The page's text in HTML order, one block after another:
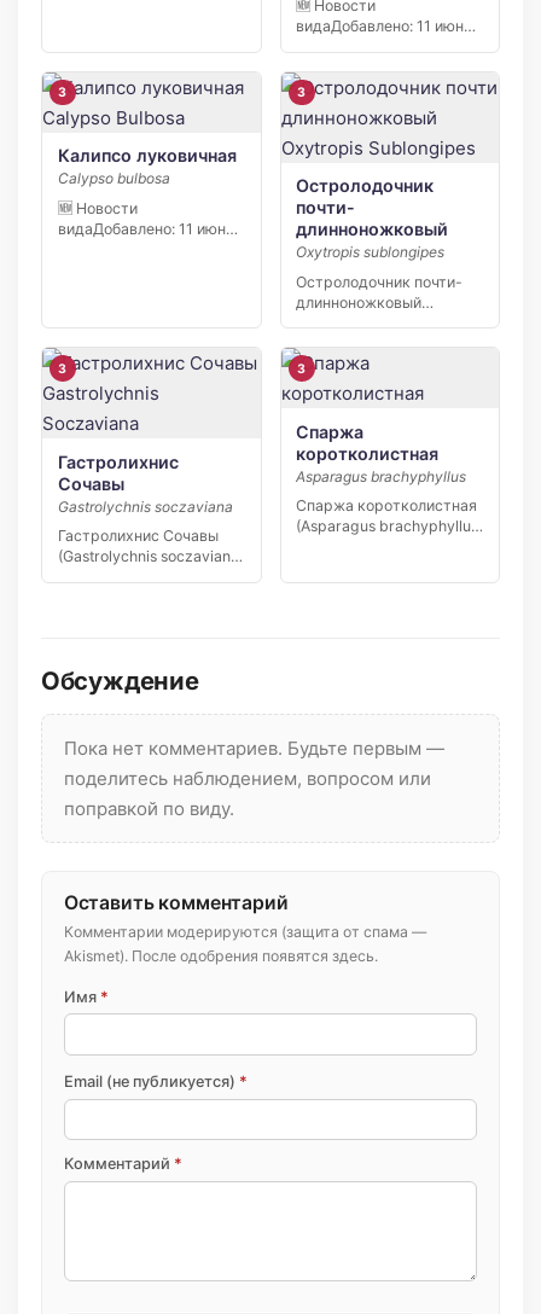
🆕 Новости
видаДобавлено: 11 июня
«Кивач» в […]
3
Калипсо луковичная
Calypso bulbosa
🆕 Новости
видаДобавлено: 11 июня
3
Остролодочник
почти-
длинноножковый
Oxytropis sublongipes
Остролодочник почти-
длинноножковый
узколокальный эндемик
Якутии,…
3
Гастролихнис
Сочавы
Gastrolychnis soczaviana
Гастролихнис Сочавы
(Gastrolychnis soczaviana)
3
Спаржа
коротколистная
Asparagus brachyphyllus
Спаржа коротколистная
(Asparagus brachyphyllus)
Обсуждение
Пока нет комментариев. Будьте первым —
поделитесь наблюдением, вопросом или
поправкой по виду.
Оставить комментарий
Комментарии модерируются (защита от спама —
Akismet). После одобрения появятся здесь.
Имя *
Email (не публикуется) *
Комментарий *